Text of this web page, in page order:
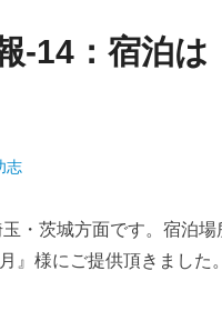
-14：宿泊
志
・茨城方面です。宿泊
』様にご提供頂きました。